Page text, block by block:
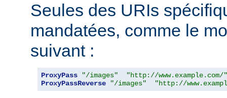
Seules des URIs
mandatées, comme le
suivant :
ProxyPass "/images"
"http://www.example.com/"
ProxyPassReverse
"/images" "http://